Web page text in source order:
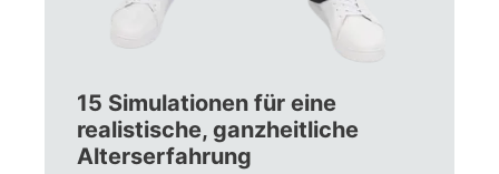
15 Simulationen für eine
realistische, ganzheitliche
Alterserfahrung